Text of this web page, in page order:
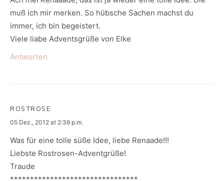
muß ich mir merken. So hübsche Sachen machst du
immer, ich bin begeistert.
Viele liabe Adventsgrüße von Elke
Antworten
ROSTROSE
says:
05 Dez., 2012 at 2:39 p.m.
Was für eine tolle süße Idee, liebe Renaade!!!
Liebste Rostrosen-Adventgrüße!
Traude
********************************